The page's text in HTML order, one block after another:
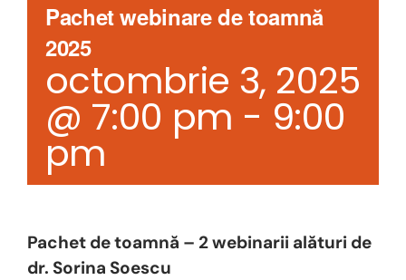
Pachet webinare de toamnă
2025
octombrie 3, 2025
@ 7:00 pm - 9:00
pm
Pachet de toamnă – 2 webinarii alături de
dr. Sorina Soescu